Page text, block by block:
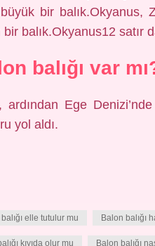
bir balık.Okyanus,
balık.Okyanus12 satır
balığı var
ardından Ege
yol aldı.
elle tutulur mu Balon balığı
kıyıda olur mu Balon balığı